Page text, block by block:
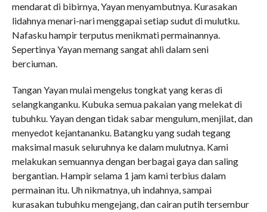
mendarat di bibirnya, Yayan menyambutnya. Kurasakan
lidahnya menari-nari menggapai setiap sudut di mulutku.
Nafasku hampir terputus menikmati permainannya.
Sepertinya Yayan memang sangat ahli dalam seni
berciuman.
Tangan Yayan mulai mengelus tongkat yang keras di
selangkanganku. Kubuka semua pakaian yang melekat di
tubuhku. Yayan dengan tidak sabar mengulum, menjilat, dan
menyedot kejantananku. Batangku yang sudah tegang
maksimal masuk seluruhnya ke dalam mulutnya. Kami
melakukan semuannya dengan berbagai gaya dan saling
bergantian. Hampir selama 1 jam kami terbius dalam
permainan itu. Uh nikmatnya, uh indahnya, sampai
kurasakan tubuhku mengejang, dan cairan putih tersembur